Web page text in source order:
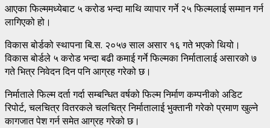
आएका फिल्ममध्येबाट ५ करोड भन्दा माथि व्यापार गर्ने २५ फिल्मलाई सम्मान गर्न
लागिएको हो।
विकास बोर्डको स्थापना बि.स. २०५७ साल असार १६ गते भएको थियो।
विकास बोर्डले ५ करोड भन्दा बढी कमाई गर्ने फिल्मका निर्मातालाई असारको ७
गते भित्र निवेदन दिन पनि आग्रह गरेको छ।
निर्माताले फिल्म दर्ता गर्दा सम्बन्धित वर्षको फिल्म निर्माण कम्पनीको अडिट
रिपोर्ट, चलचित्र वितरकले चलचित्र निर्मातालाई भुक्तानी गरेको प्रमाण खुल्ने
कागजात पेश गर्न समेत आग्रह गरेको छ।